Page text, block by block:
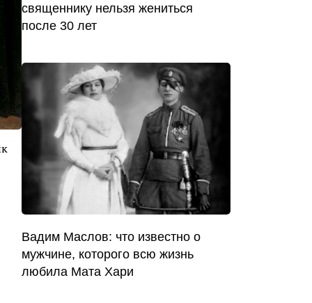
священнику нельзя жениться
после 30 лет
Вадим Маслов: что известно о
мужчине, которого всю жизнь
любила Мата Хари